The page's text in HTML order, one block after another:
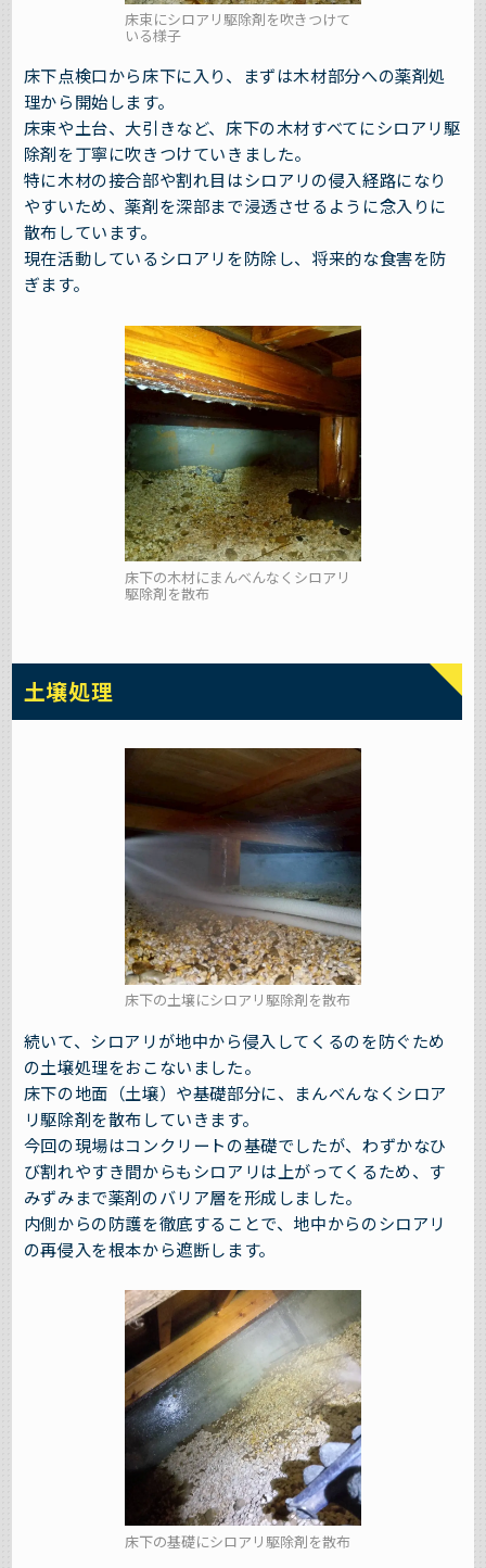
床束にシロアリ駆除剤を吹きつけて
いる様子
床下点検口から床下に入り、まずは木材部分への薬剤処
理から開始します。
床束や土台、大引きなど、床下の木材すべてにシロアリ駆
除剤を丁寧に吹きつけていきました。
特に木材の接合部や割れ目はシロアリの侵入経路になり
やすいため、薬剤を深部まで浸透させるように念入りに
散布しています。
現在活動しているシロアリを防除し、将来的な食害を防
ぎます。
床下の木材にまんべんなくシロアリ
駆除剤を散布
土壌処理
床下の土壌にシロアリ駆除剤を散布
続いて、シロアリが地中から侵入してくるのを防ぐため
の土壌処理をおこないました。
床下の地面（土壌）や基礎部分に、まんべんなくシロア
リ駆除剤を散布していきます。
今回の現場はコンクリートの基礎でしたが、わずかなひ
び割れやすき間からもシロアリは上がってくるため、す
みずみまで薬剤のバリア層を形成しました。
内側からの防護を徹底することで、地中からのシロアリ
の再侵入を根本から遮断します。
床下の基礎にシロアリ駆除剤を散布